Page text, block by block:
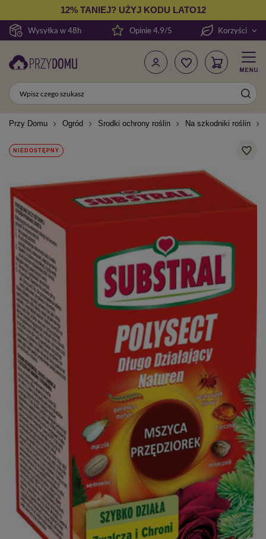
Wysyłka w 48h
12% TANIEJ? UŻYJ KODU LATO12
Opinie 4.9/5 Korzyści
Przy Domu Ogród Środki ochrony roślin Na szkodniki roślin
NIEDOSTĘPNY